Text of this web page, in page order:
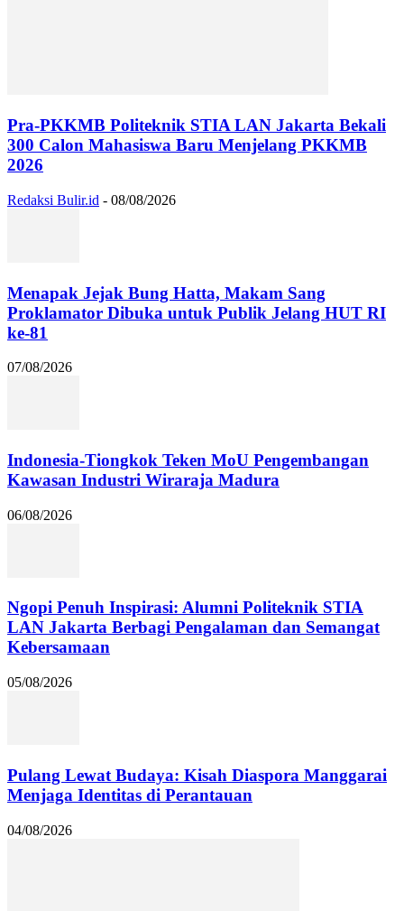
Pra-PKKMB Politeknik STIA LAN Jakarta Bekali
300 Calon Mahasiswa Baru Menjelang PKKMB
2026
Redaksi Bulir.id - 08/08/2026
Menapak Jejak Bung Hatta, Makam Sang
Proklamator Dibuka untuk Publik Jelang HUT RI
ke-81
07/08/2026
Indonesia-Tiongkok Teken MoU Pengembangan
Kawasan Industri Wiraraja Madura
06/08/2026
Ngopi Penuh Inspirasi: Alumni Politeknik STIA
LAN Jakarta Berbagi Pengalaman dan Semangat
Kebersamaan
05/08/2026
Pulang Lewat Budaya: Kisah Diaspora Manggarai
Menjaga Identitas di Perantauan
04/08/2026